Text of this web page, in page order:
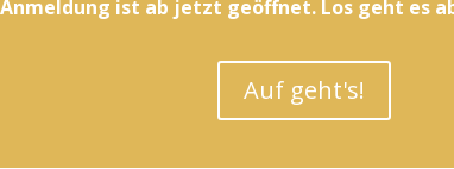
ist ab jetzt geöffnet. Los geht es ab
Auf geht's!